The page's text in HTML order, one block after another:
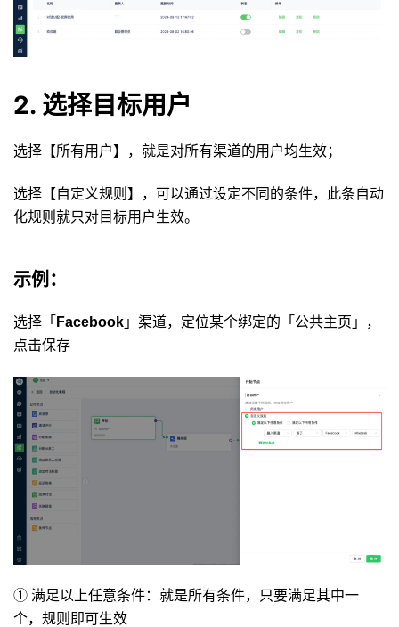
2. 选择目标用户
选择【所有用户】，就是对所有渠道的用户均生效；
选择【自定义规则】，可以通过设定不同的条件，此条自动
化规则就只对目标用户生效。
示例：
选择「 Facebook 」渠道，定位某个绑定的「公共主页」，
点击保存
① 满足以上任意条件：就是所有条件，只要满足其中一
个，规则即可生效